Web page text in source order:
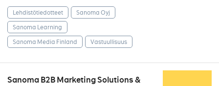
Lehdistötiedotteet
Sanoma Oyj
Sanoma Learning
Sanoma Media Finland
Vastuullisuus
Sanoma B2B Marketing Solutions &